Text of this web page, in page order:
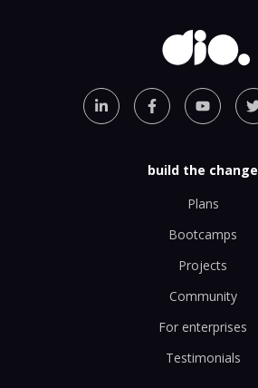
build the change
Plans
Bootcamps
Projects
Community
For enterprises
Testimonials